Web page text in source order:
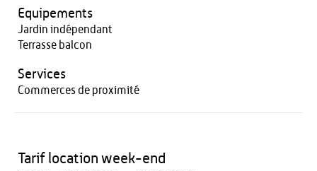
Equipements
Jardin indépendant
Terrasse balcon
Services
Commerces de proximité
Tarif location week-end